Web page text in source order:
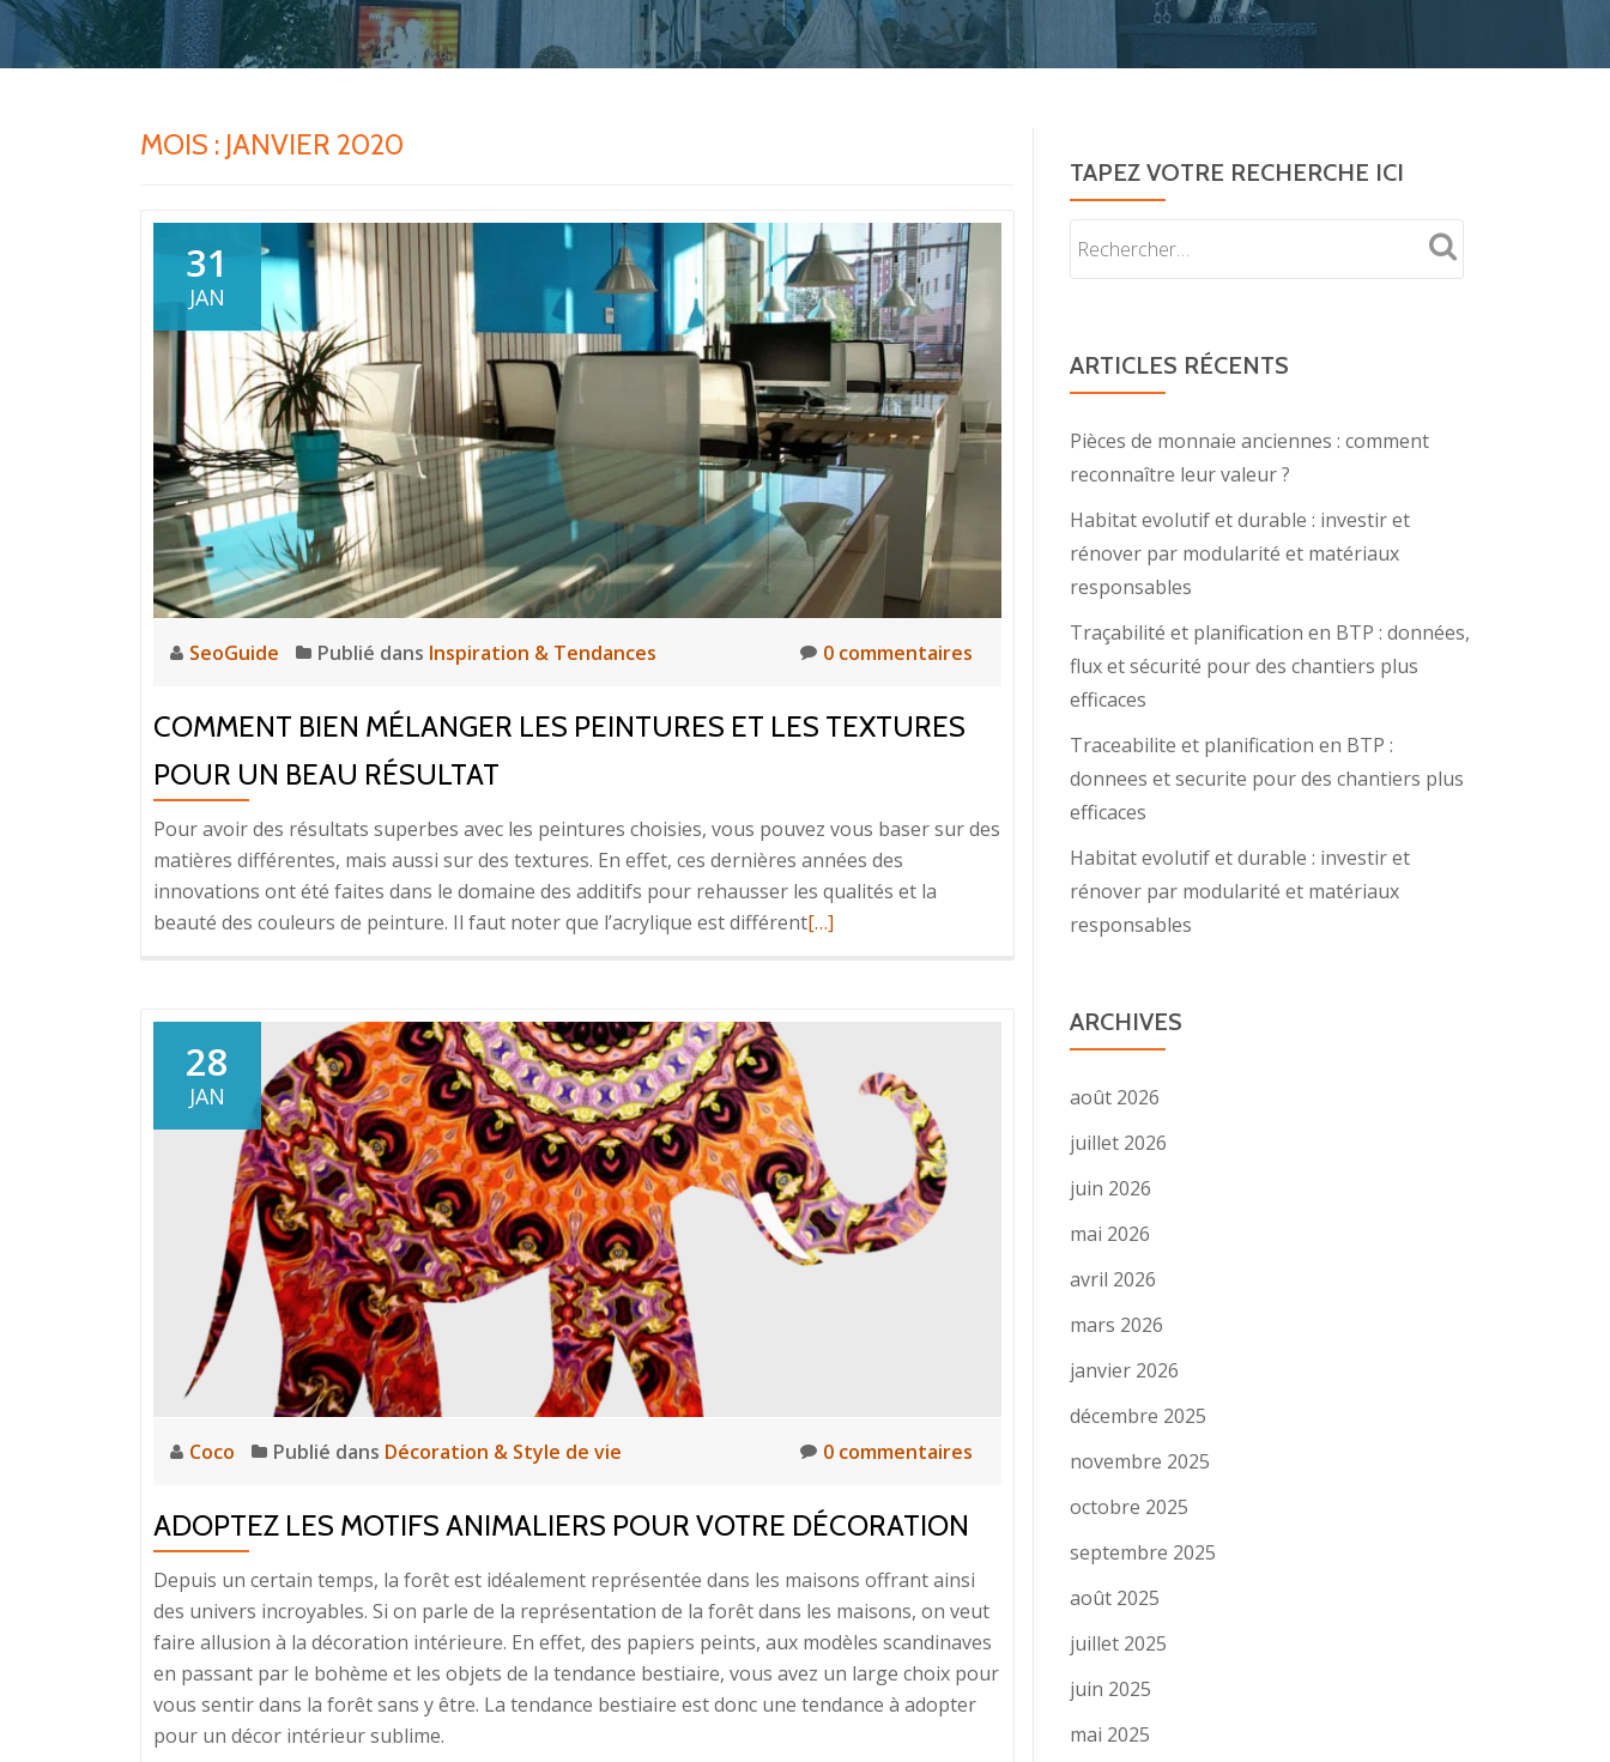
MOIS : JANVIER 2020
31
JAN
SeoGuide Publié dans Inspiration & Tendances 0 commentaires
COMMENT BIEN MÉLANGER LES PEINTURES ET LES TEXTURES
POUR UN BEAU RÉSULTAT
Pour avoir des résultats superbes avec les peintures choisies, vous pouvez vous baser sur des
matières différentes, mais aussi sur des textures. En effet, ces dernières années des
innovations ont été faites dans le domaine des additifs pour rehausser les qualités et la
beauté des couleurs de peinture. Il faut noter que l’acrylique est différentEn
mélanger
les
peintures
et
les
textures
pour
[…]
28
JAN
Coco Publié dans Décoration & Style de vie 0 commentaires
ADOPTEZ LES MOTIFS ANIMALIERS POUR VOTRE DÉCORATION
Depuis un certain temps, la forêt est idéalement représentée dans les maisons offrant ainsi
des univers incroyables. Si on parle de la représentation de la forêt dans les maisons, on veut
faire allusion à la décoration intérieure. En effet, des papiers peints, aux modèles scandinaves
en passant par le bohème et les objets de la tendance bestiaire, vous avez un large choix pour
vous sentir dans la forêt sans y être. La tendance bestiaire est donc une tendance à adopter
pour un décor intérieur sublime.
TAPEZ VOTRE RECHERCHE ICI
ARTICLES RÉCENTS
Pièces de monnaie anciennes : comment
reconnaître leur valeur ?
Habitat evolutif et durable : investir et
rénover par modularité et matériaux
responsables
Traçabilité et planification en BTP : données,
flux et sécurité pour des chantiers plus
efficaces
Traceabilite et planification en BTP :
donnees et securite pour des chantiers plus
efficaces
Habitat evolutif et durable : investir et
rénover par modularité et matériaux
responsables
ARCHIVES
août 2026
juillet 2026
juin 2026
mai 2026
avril 2026
mars 2026
janvier 2026
décembre 2025
novembre 2025
octobre 2025
septembre 2025
août 2025
juillet 2025
juin 2025
mai 2025